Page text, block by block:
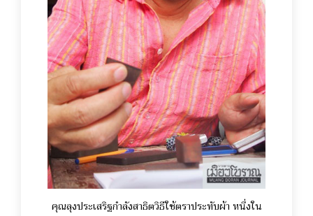
คุณลุงประเสริฐกำลังสาธิตวิธีใช้ตราประทับผ้า หนึ่งใน